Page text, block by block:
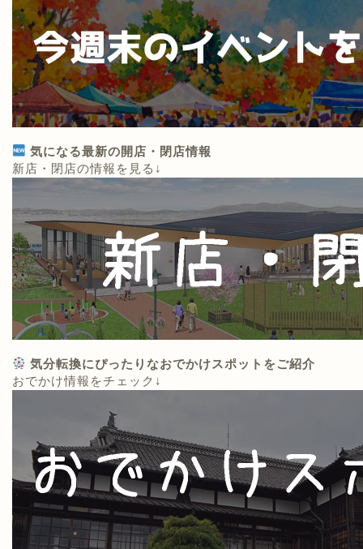
気になる最新の開店・閉店情報
新店・閉店の情報を見る↓
気分転換にぴったりなおでかけスポットをご紹介
おでかけ情報をチェック↓